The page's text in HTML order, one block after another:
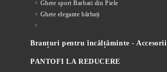
Ghete sport Barbati din Piele
Ghete elegante bărbați
Branțuri pentru încălțăminte - Accesorii
PANTOFI LA REDUCERE